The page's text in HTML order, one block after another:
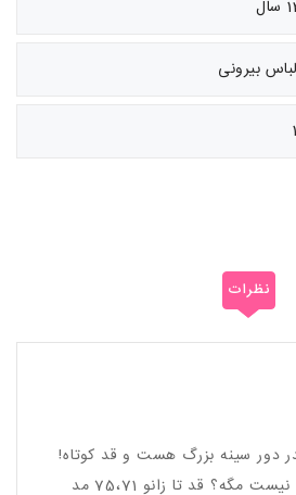
بیرونی
نظرات
دور سینه بزرگ هست و قد کوتاه!
حالت پیراهن مانتویی نیست مگه؟ قد تا زانو 75،71 مد